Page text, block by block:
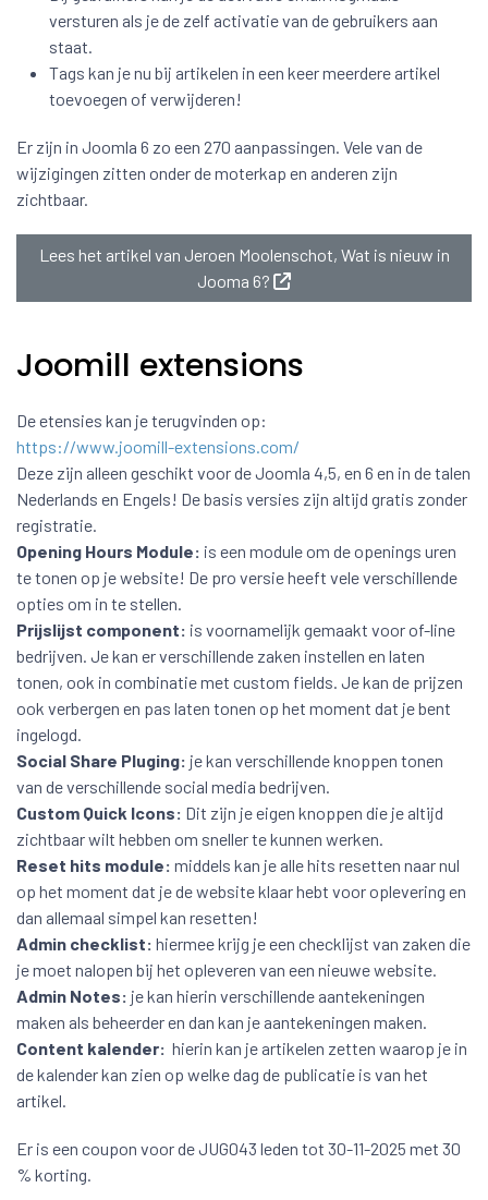
versturen als je de zelf activatie van de gebruikers aan
staat.
Tags kan je nu bij artikelen in een keer meerdere artikel
toevoegen of verwijderen!
Er zijn in Joomla 6 zo een 270 aanpassingen. Vele van de
wijzigingen zitten onder de moterkap en anderen zijn
zichtbaar.
Lees het artikel van Jeroen Moolenschot, Wat is nieuw in
Jooma 6?
Joomill extensions
De etensies kan je terugvinden op:
https://www.joomill-extensions.com/
Deze zijn alleen geschikt voor de Joomla 4,5, en 6 en in de talen
Nederlands en Engels! De basis versies zijn altijd gratis zonder
registratie.
Opening Hours Module: is een module om de openings uren
te tonen op je website! De pro versie heeft vele verschillende
opties om in te stellen.
Prijslijst component: is voornamelijk gemaakt voor of-line
bedrijven. Je kan er verschillende zaken instellen en laten
tonen, ook in combinatie met custom fields. Je kan de prijzen
ook verbergen en pas laten tonen op het moment dat je bent
ingelogd.
Social Share Pluging: je kan verschillende knoppen tonen
van de verschillende social media bedrijven.
Custom Quick Icons: Dit zijn je eigen knoppen die je altijd
zichtbaar wilt hebben om sneller te kunnen werken.
Reset hits module: middels kan je alle hits resetten naar nul
op het moment dat je de website klaar hebt voor oplevering en
dan allemaal simpel kan resetten!
Admin checklist: hiermee krijg je een checklijst van zaken die
je moet nalopen bij het opleveren van een nieuwe website.
Admin Notes: je kan hierin verschillende aantekeningen
maken als beheerder en dan kan je aantekeningen maken.
Content kalender: hierin kan je artikelen zetten waarop je in
de kalender kan zien op welke dag de publicatie is van het
artikel.
Er is een coupon voor de JUG043 leden tot 30-11-2025 met 30
% korting.